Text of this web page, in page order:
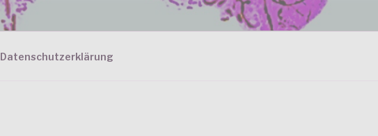
Datenschutzerklärung